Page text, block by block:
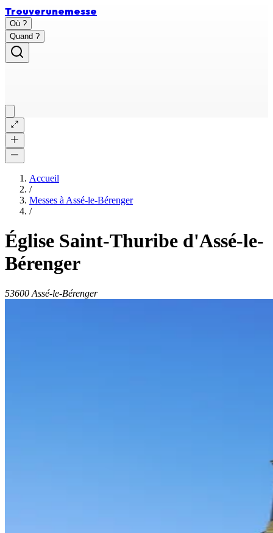
Trouverunemesse
Où ?
Quand ?
Accueil
/
Messes à Assé-le-Bérenger
/
Église Saint-Thuribe d'Assé-le-
Bérenger
53600 Assé-le-Bérenger